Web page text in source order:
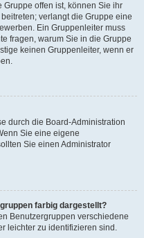
offen ist, können Sie ihr
verlangt die Gruppe eine
Ein Gruppenleiter muss
fragen, warum Sie in die Gruppe
keinen Gruppenleiter, wenn er
durch die Board-Administration
Sie eine eigene
Sie einen Administrator
farbig dargestellt?
Benutzergruppen verschiedene
leichter zu identifizieren sind.